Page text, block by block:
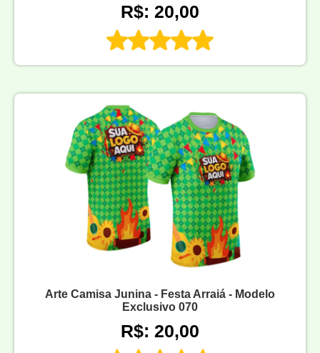
R$: 20,00
Arte Camisa Junina - Festa Arraiá - Modelo
Exclusivo 070
R$: 20,00